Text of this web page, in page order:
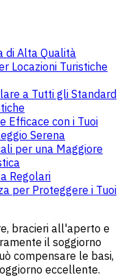
di Alta Qualità
Locazioni Turistiche
a Tutti gli Standard
Efficace con i Tuoi
Serena
per una Maggiore
Regolari
per Proteggere i Tuoi
bracieri all'aperto e
il soggiorno
compensare le basi,
eccellente.